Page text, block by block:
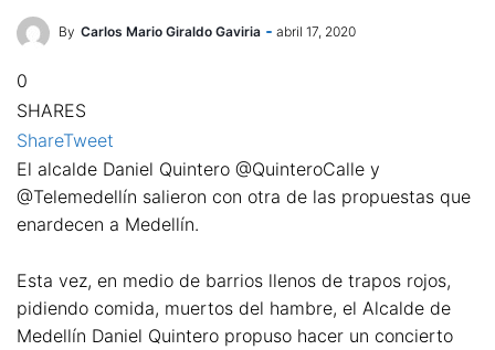
By Carlos Mario Giraldo Gaviria abril 17, 2020
0
SHARES
ShareTweet
El alcalde Daniel Quintero @QuinteroCalle y
@Telemedellín salieron con otra de las propuestas que
enardecen a Medellín.
Esta vez, en medio de barrios llenos de trapos rojos,
pidiendo comida, muertos del hambre, el Alcalde de
Medellín Daniel Quintero propuso hacer un concierto